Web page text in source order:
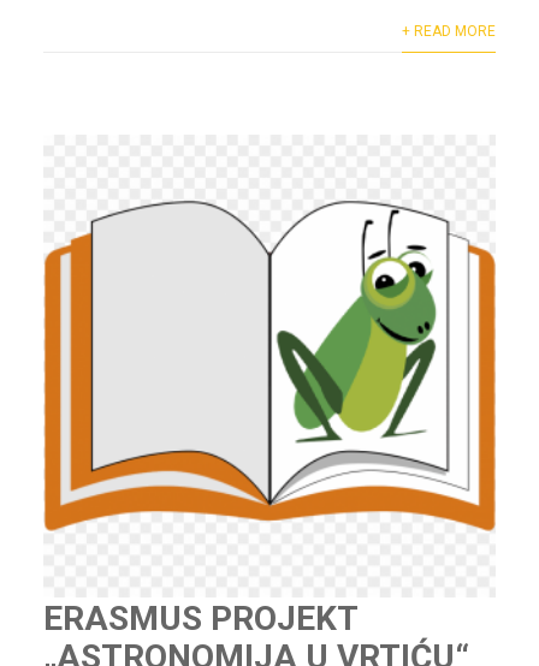
+ READ MORE
ERASMUS PROJEKT
„ASTRONOMIJA U VRTIĆU“